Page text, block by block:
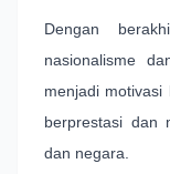
Dengan
nasionalisme
menjadi
berprestasi dan
dan negara.